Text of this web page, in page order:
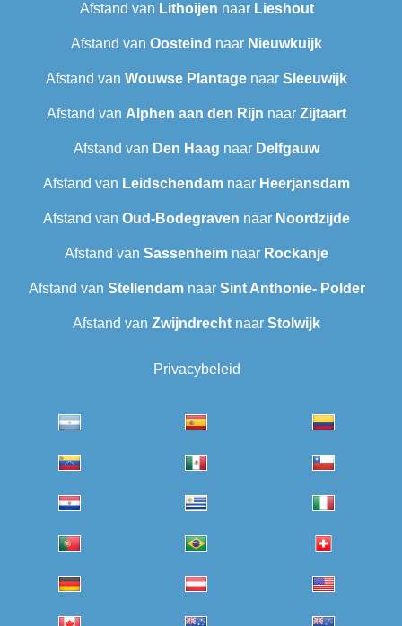
Afstand van Lithoijen naar Lieshout
Afstand van Oosteind naar Nieuwkuijk
Afstand van Wouwse Plantage naar Sleeuwijk
Afstand van Alphen aan den Rijn naar Zijtaart
Afstand van Den Haag naar Delfgauw
Afstand van Leidschendam naar Heerjansdam
Afstand van Oud-Bodegraven‎ naar Noordzijde
Afstand van Sassenheim naar Rockanje
Afstand van Stellendamnaar Sint Anthonie- Polder
Afstand van Zwijndrecht naar Stolwijk
Privacybeleid